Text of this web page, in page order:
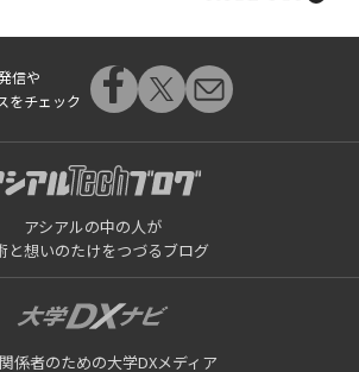
信や
をチェック
アシアルの中の人が
と想いのたけをつづるブログ
係者のための大学DXメディア